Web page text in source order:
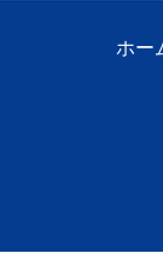
ホー